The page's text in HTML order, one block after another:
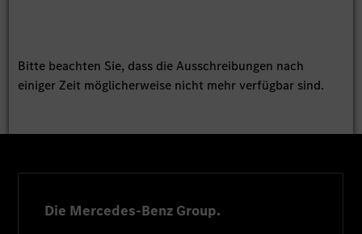
Bitte beachten Sie, dass die Ausschreibungen nach
einiger Zeit möglicherweise nicht mehr verfügbar sind.
Die Mercedes-Benz Group.